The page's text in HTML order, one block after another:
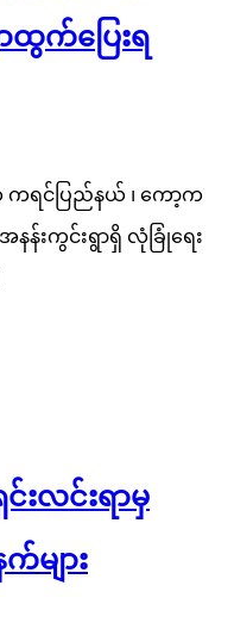
ထွက်ပြေးရ
ရင်ပြည်နယ် ၊ ကော့က
န်းကွင်းရွာရှိ လုံခြုံရေး
းလင်းရာမှ
များ